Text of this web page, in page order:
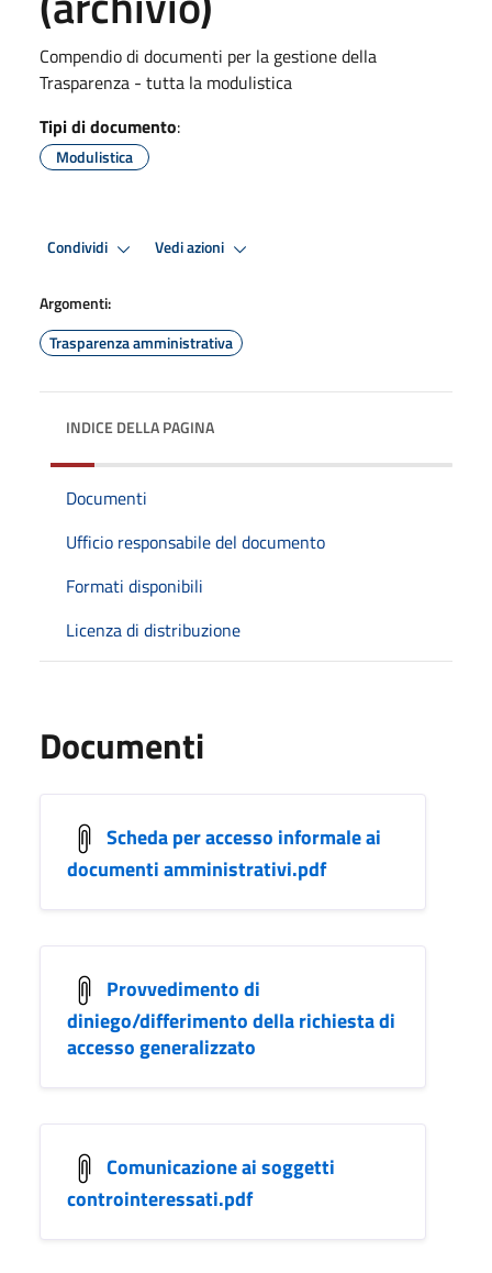
Compendio di documenti per la gestione della
Trasparenza - tutta la modulistica
Tipi di documento:
Modulistica
Condividi Vedi azioni
Argomenti:
Trasparenza amministrativa
INDICE DELLA PAGINA
Documenti
Ufficio responsabile del documento
Formati disponibili
Licenza di distribuzione
Documenti
Scheda per accesso informale ai
documenti amministrativi.pdf
Provvedimento di
diniego/differimento della richiesta di
accesso generalizzato
Comunicazione ai soggetti
controinteressati.pdf